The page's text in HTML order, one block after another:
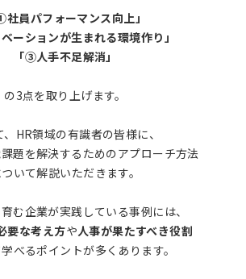
社員パフォーマンス向上」
ーションが生まれる環境作り」
「③人手不足解消」
の3点を取り上げます。
、HR領域の有識者の皆様に、
題を解決するためのアプローチ方法
ついて解説いただきます。
む企業が実践している事例には、
要な考え方や人事が果たすべき役割
べるポイントが多くあります。